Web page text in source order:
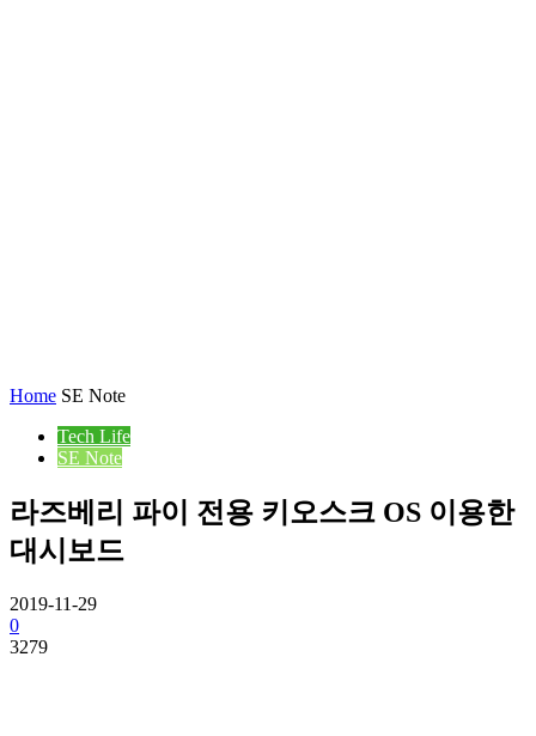
Home SE Note
Tech Life
SE Note
라즈베리 파이 전용 키오스크 OS 이용한
대시보드
2019-11-29
0
3279